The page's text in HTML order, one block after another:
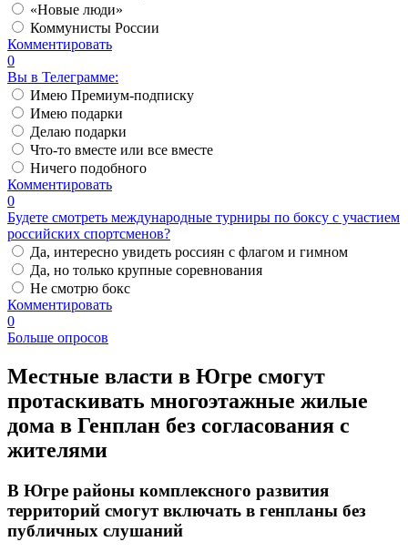
«Новые люди»
Коммунисты России
Комментировать
0
Вы в Телеграмме:
Имею Премиум-подписку
Имею подарки
Делаю подарки
Что-то вместе или все вместе
Ничего подобного
Комментировать
0
Будете смотреть международные турниры по боксу с участием
российских спортсменов?
Да, интересно увидеть россиян с флагом и гимном
Да, но только крупные соревнования
Не смотрю бокс
Комментировать
0
Больше опросов
Местные власти в Югре смогут
протаскивать многоэтажные жилые
дома в Генплан без согласования с
жителями
В Югре районы комплексного развития
территорий смогут включать в генпланы без
публичных слушаний